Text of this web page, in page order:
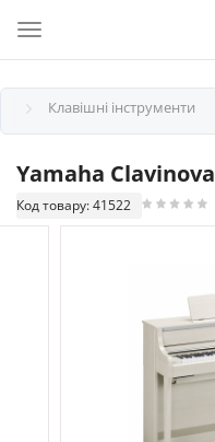
Клавішні інструменти
Yamaha
Код товару: 41522